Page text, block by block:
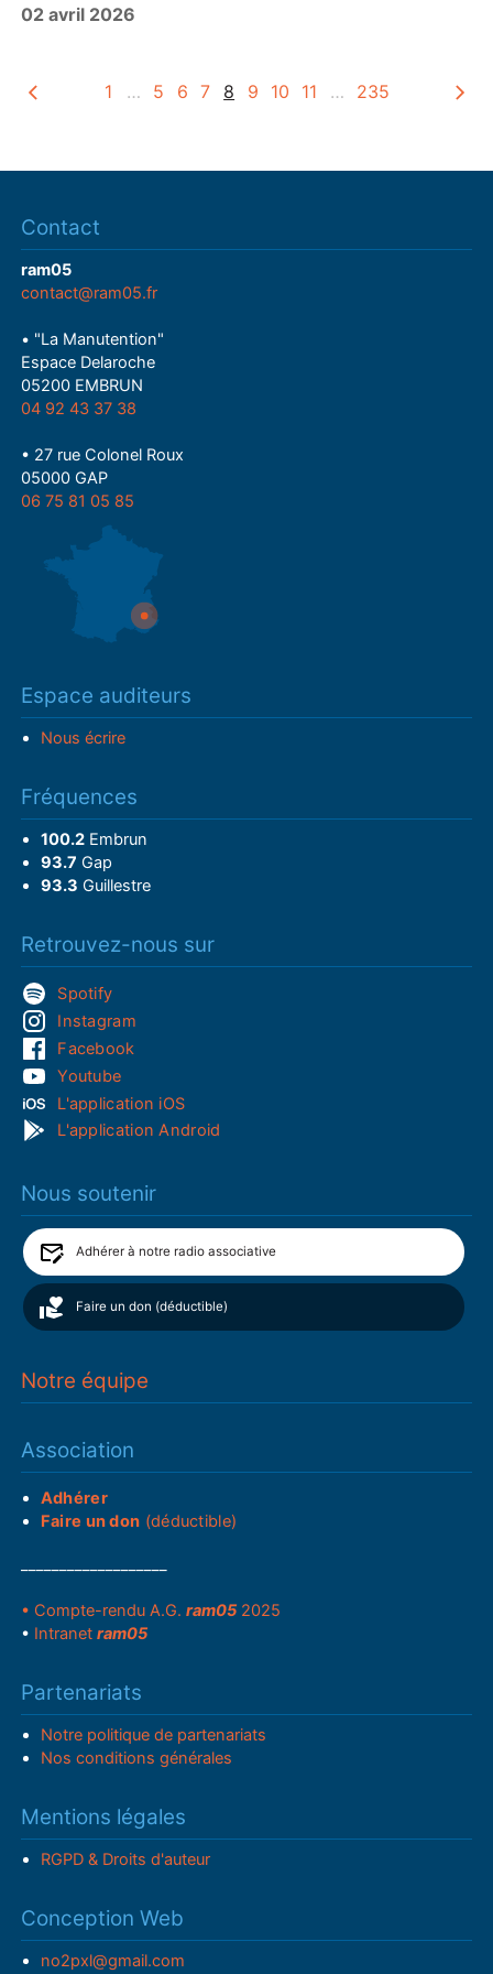
a
02 avril 2026
1 … 5 6 7 8 9 10 11 … 235
Contact
ram05
contact@ram05.fr
• "La Manutention"
Espace Delaroche
05200 EMBRUN
04 92 43 37 38
• 27 rue Colonel Roux
05000 GAP
06 75 81 05 85
Espace auditeurs
Nous écrire
Fréquences
100.2Embrun
93.7 Gap
93.3 Guillestre
Retrouvez-nous sur
Spotify
Instagram
Facebook
Youtube
L'application iOS
L'application Android
Nous soutenir
Adhérer à notre radio associative
Faire un don (déductible)
Notre équipe
Association
Adhérer
Faire un don (déductible)
• Compte-rendu A.G.ram05 2025
• Intranetram05
Partenariats
Notre politique de partenariats
Nos conditions générales
Mentions légales
RGPD & Droits d'auteur
Conception Web
no2pxl@gmail.com